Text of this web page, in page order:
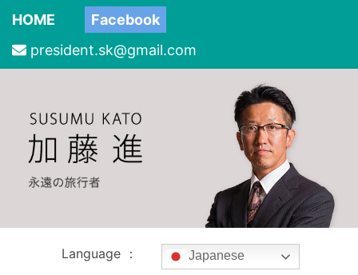
HOME
Facebook
president.sk@gmail.com
Language ： Japanese